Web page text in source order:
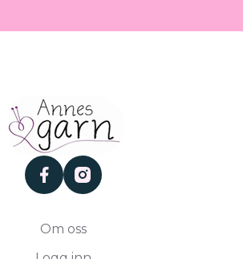
facebookinstagram
Om oss